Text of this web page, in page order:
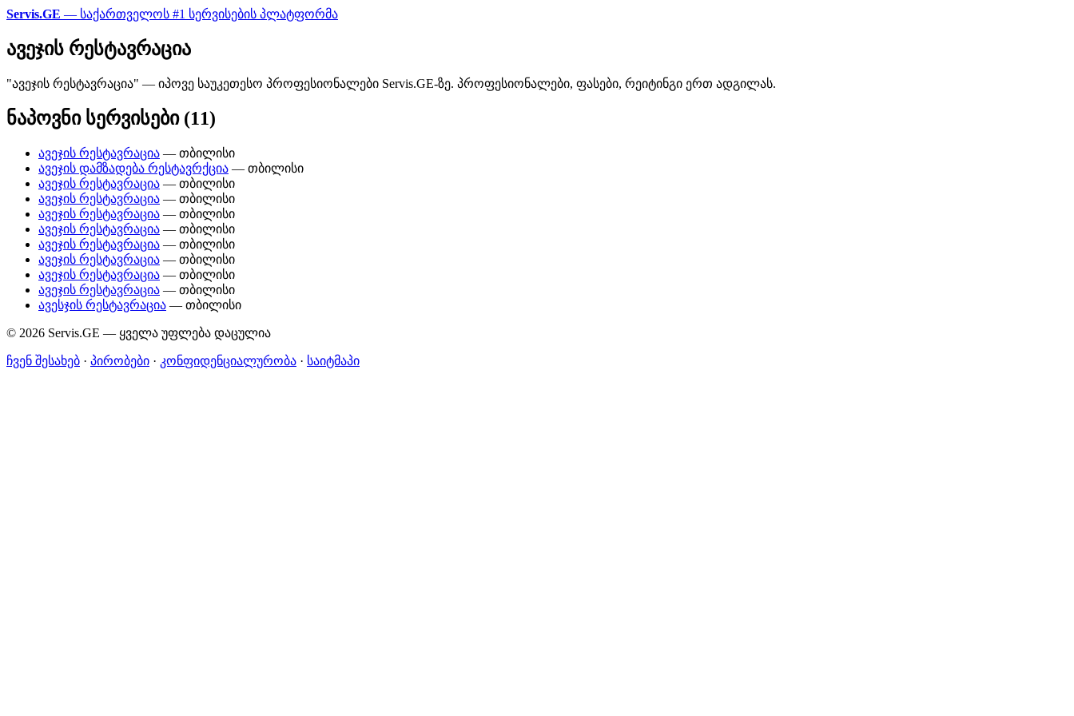
Servis.GE — საქართველოს #1 სერვისების პლატფორმა
ავეჯის რესტავრაცია
"ავეჯის რესტავრაცია" — იპოვე საუკეთესო პროფესიონალები Servis.GE-ზე. პროფესიონალები, ფასები, რეიტინგი ერთ ადგილას.
ნაპოვნი სერვისები (11)
ავეჯის რესტავრაცია — თბილისი
ავეჯის დამზადება რესტავრქცია — თბილისი
ავეჯის რესტავრაცია — თბილისი
ავეჯის რესტავრაცია — თბილისი
ავეჯის რესტავრაცია — თბილისი
ავეჯის რესტავრაცია — თბილისი
ავეჯის რესტავრაცია — თბილისი
ავეჯის რესტავრაცია — თბილისი
ავეჯის რესტავრაცია — თბილისი
ავეჯის რესტავრაცია — თბილისი
ავესჯის რესტავრაცია — თბილისი
© 2026 Servis.GE — ყველა უფლება დაცულია
ჩვენ შესახებ · პირობები · კონფიდენციალურობა · საიტმაპი